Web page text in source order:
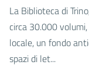
La Biblioteca di
circa 30.000
locale, un fondo
spazi di let...